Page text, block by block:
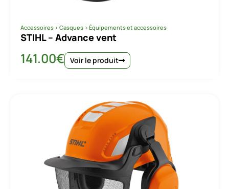
Accessoires > Casques > Équipements et accessoires
STIHL – Advance vent
141.00€ Voir le produit